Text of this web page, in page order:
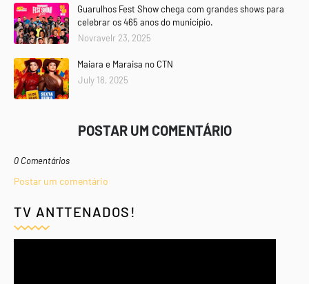
Guarulhos Fest Show chega com grandes shows para
celebrar os 465 anos do município.
Novravelr 23, 2025
Maiara e Maraisa no CTN
July 18, 2025
POSTAR UM COMENTÁRIO
0 Comentários
Postar um comentário
TV ANTTENADOS!